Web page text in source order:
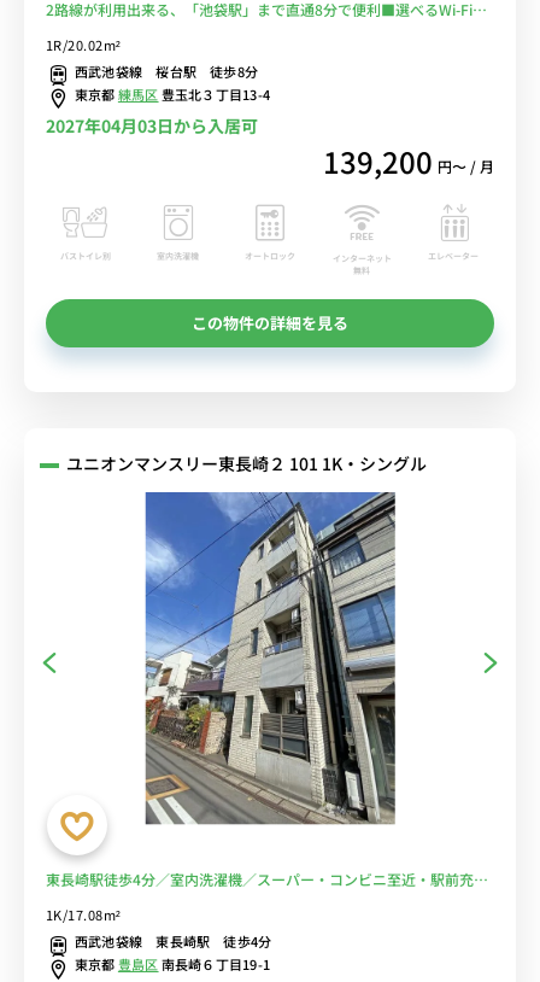
2路線が利用出来る、「池袋駅」まで直通8分で便利■選べるWi-Fi格
1R/20.02m²
西武池袋線 桜台駅 徒歩8分
東京都練馬区豊玉北３丁目13-4
2027年04月03日から入居可
139,200 円〜 / 月
バストイレ別 室内洗濯機 オートロック
インターネット
無料
エレベーター
この物件の詳細を見る
ユニオンマンスリー東長崎２ 101 1K・シングル
東長崎駅徒歩4分／室内洗濯機／スーパー・コンビニ至近・駅前充実
1K/17.08m²
西武池袋線 東長崎駅 徒歩4分
東京都豊島区南長崎６丁目19-1